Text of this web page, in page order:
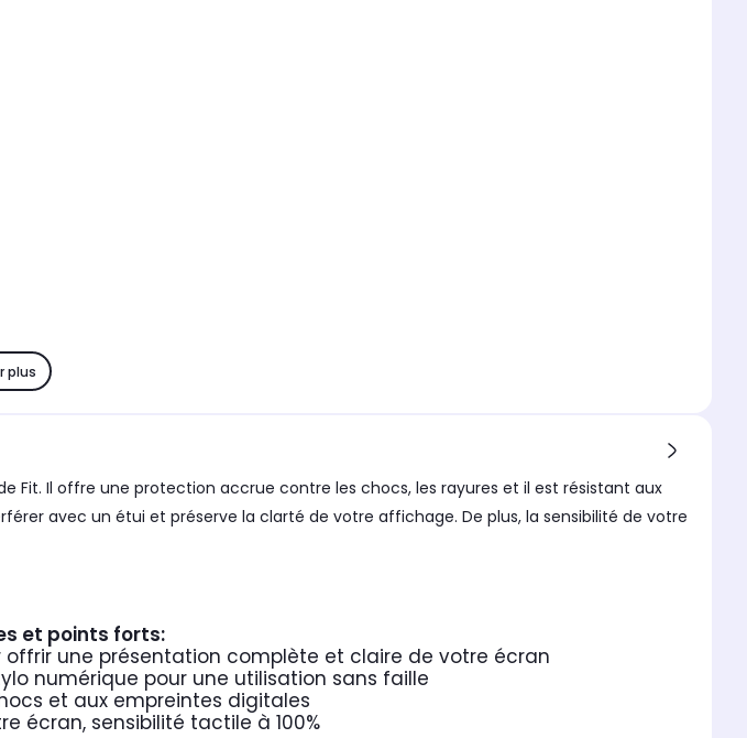
plus
Il offre une protection accrue contre les chocs, les rayures et il est résistant aux
avec un étui et préserve la clarté de votre affichage. De plus, la sensibilité de votre
et points forts:
une présentation complète et claire de votre écran
numérique pour une utilisation sans faille
et aux empreintes digitales
écran, sensibilité tactile à 100%